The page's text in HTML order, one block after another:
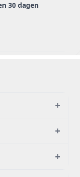
30 dagen
+
+
+